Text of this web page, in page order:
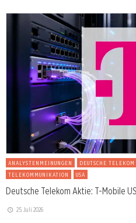
ANALYSTENMEINUNGEN DEUTSCHE TELEKOM
TELEKOMMUNIKATION
USA
Deutsche Telekom Aktie: T-Mobile
25. Juli 2026